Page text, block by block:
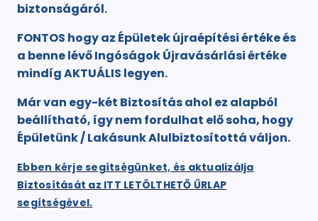
biztonságáról.
FONTOS hogy az Épületek újraépítési értéke és
a benne lévő Ingóságok Újravásárlási értéke
mindíg AKTUÁLIS legyen.
Már van egy-két Biztosítás ahol ez alapból
beállítható, így nem fordulhat elő soha, hogy
Épületünk / Lakásunk Alulbiztosítottá váljon.
Ebben kérje segítségünket, és aktualizálja
Biztosítását az ITT LETÖLTHETŐ ŰRLAP
segítségével.